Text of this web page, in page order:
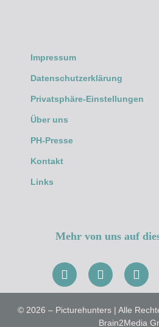
Impressum
Datenschutzerklärung
Privatsphäre-Einstellungen
Über uns
PH-Presse
Kontakt
Links
Mehr von uns auf
© 2026 – Picturehunters | Alle
Brain2Media